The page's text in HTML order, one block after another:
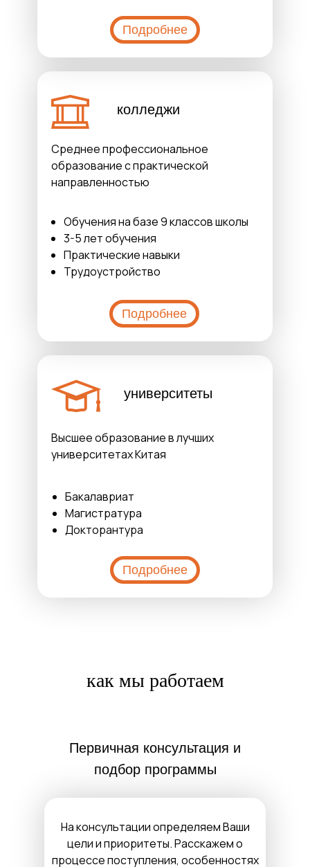
Подробнее
Бакалавриат
Магистратура
Докторантура
Высшее образование в лучших
университетах Китая
университеты
Подробнее
Среднее профессиональное
образование с практической
направленностью
Обучения на базе 9 классов школы
3-5 лет обучения
Практические навыки
Трудоустройство
колледжи
Подробнее
как мы работаем
На консультации определяем Ваши
цели и приоритеты. Расскажем о
процессе поступления, особенностях
Первичная консультация и
подбор программы